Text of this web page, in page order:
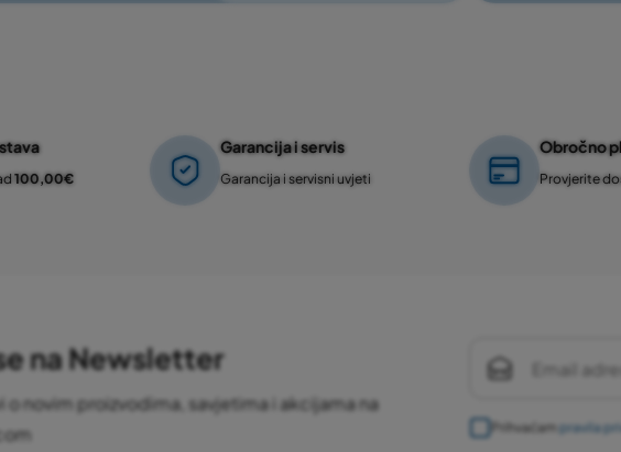
100,00€
Garancija i servis
Garancija i servisni uvjeti
Obročno
Provjerite
na Newsletter
o novim proizvodima, savjetima i akcijama na
Prihvaćam pravila